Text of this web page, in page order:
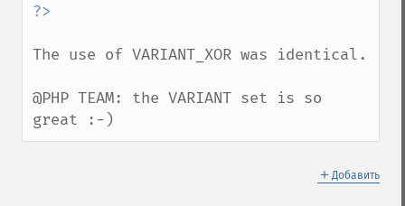
The use of VARIANT_XOR was identical.
@PHP TEAM: the VARIANT set is so
great :-)
＋ Добавить